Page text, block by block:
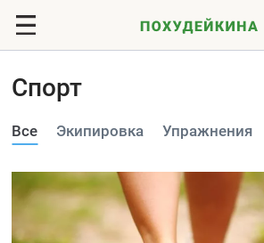
Спорт
Все Экипировка Упражнения